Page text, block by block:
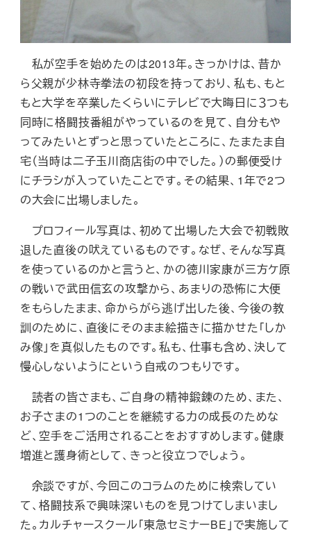
私が空手を始めたのは2013年。きっかけは、昔か
ら父親が少林寺拳法の初段を持っており、私も、もと
もと大学を卒業したくらいにテレビで大晦日に３つも
同時に格闘技番組がやっているのを見て、自分もや
ってみたいとずっと思っていたところに、たまたま自
宅（当時は二子玉川商店街の中でした。）の郵便受け
にチラシが入っていたことです。その結果、1年で2つ
の大会に出場しました。
プロフィール写真は、初めて出場した大会で初戦敗
退した直後の吠えているものです。なぜ、そんな写真
を使っているのかと言うと、かの徳川家康が三方ケ原
の戦いで武田信玄の攻撃から、あまりの恐怖に大便
をもらしたまま、命からがら逃げ出した後、今後の教
訓のために、直後にそのまま絵描きに描かせた「しか
み像」を真似したものです。私も、仕事も含め、決して
慢心しないようにという自戒のつもりです。
読者の皆さまも、ご自身の精神鍛錬のため、また、
お子さまの1つのことを継続する力の成長のためな
ど、空手をご活用されることをおすすめします。健康
増進と護身術として、きっと役立つでしょう。
余談ですが、今回このコラムのために検索してい
て、格闘技系で興味深いものを見つけてしまいまし
た。カルチャースクール「東急セミナーBE」で実施して